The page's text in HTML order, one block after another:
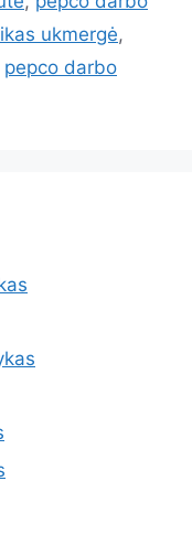
ukmergė,
pepco darbo